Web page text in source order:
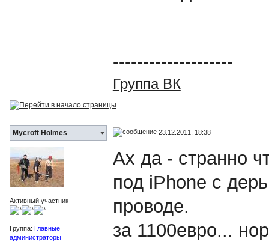
--------------------
Группа ВК
Mycroft Holmes 23.12.2011, 18:38
Активный участник
Группа: Главные
администраторы
Ах да - странно
под iPhone с
проводе.
за 1100евро...